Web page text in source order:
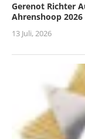
Gerenot Richter
Ahrenshoop 2026
13 Juli, 2026